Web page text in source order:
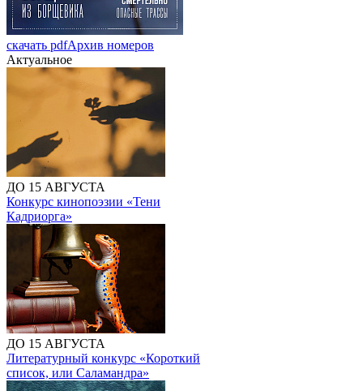
скачать pdfАрхив номеров
Актуальное
ДО 15 АВГУСТА
Конкурс кинопоэзии «Тени
Кадриорга»
ДО 15 АВГУСТА
Литературный конкурс «Короткий
список, или Саламандра»